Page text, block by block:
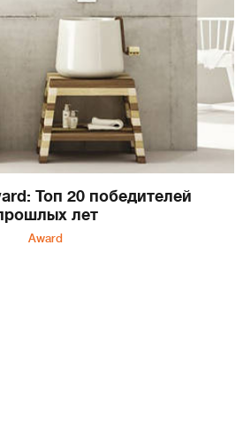
Топ 20 победителей
лет
Award